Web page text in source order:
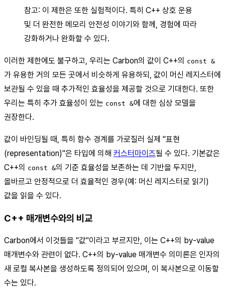
참고: 이 제한은 또한 실험적이다. 특히 C++ 상호 운용
및 더 완전한 메모리 안전성 이야기와 함께, 경험에 따라
강화하거나 완화할 수 있다.
이러한 제한에도 불구하고, 우리는 Carbon의 값이 C++의 const &
가 유용한 거의 모든 곳에서 비슷하게 유용하되, 값이 머신 레지스터에
보관될 수 있을 때 추가적인 효율성을 제공할 것으로 기대한다. 또한
우리는 특히 추가 효율성이 있는 const &에 대한 심상 모델을
권장한다.
값이 바인딩될 때, 특히 함수 경계를 가로질러 실제 "표현
(representation)"은 타입에 의해 커스터마이즈될 수 있다. 기본값은
C++의
const &의 기준 효율성을 보존하는 데 기반을 두지만,
올바르고 안정적으로 더 효율적인 경우(예: 머신 레지스터로 읽기)
값을 읽을 수 있다.
C++ 매개변수와의 비교
Carbon에서 이것들을 "값"이라고 부르지만, 이는 C++의 by-value
매개변수와 관련이 없다. C++의 by-value 매개변수 의미론은 인자의
새 로컬 복사본을 생성하도록 정의되어 있으며, 이 복사본으로 이동할
수는 있다.